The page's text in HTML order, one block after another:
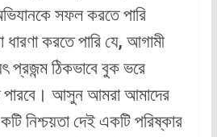
সফল করতে পারি
করতে পারি যে, আগামী
প্রজন্ম ঠিকভাবে বুক ভরে
পারবে। আসুন আমরা আমাদের
নিশ্চয়তা দেই একটি পরিষ্কার